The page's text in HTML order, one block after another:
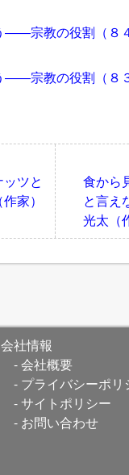
――宗教の役割（
――宗教の役割（
ツと
家）
食から
と言え
光太（
会社情報
会社概要
プライバシーポリ
サイトポリシー
お問い合わせ